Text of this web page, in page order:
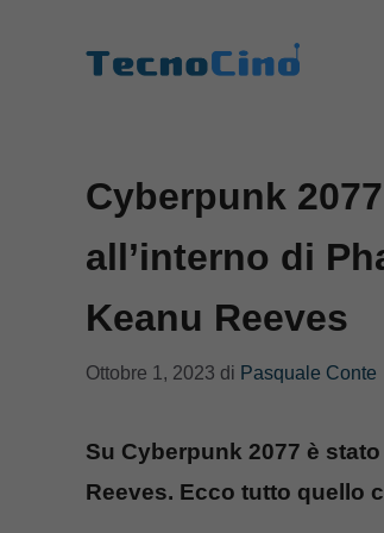
Cyberpunk
all’interno di
Keanu Reeves
Ottobre 1, 2023 di Pasquale Conte
Su Cyberpunk 2077 è
Reeves. Ecco tutto quello